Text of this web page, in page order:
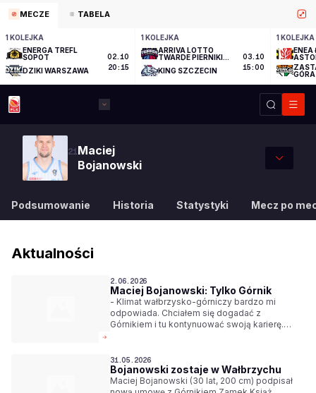
MECZE TABELA
1 KOLEJKA
ENERGA TREFL
SOPOT
DZIKI WARSZAWA
02.10
20:15
1 KOLEJKA
ARRIVA LOTTO
TWARDE PIERNIKI
KING SZCZECIN
03.10
15:00
1 KOLEJKA
ENEA
GÓRA
21Maciej
Bojanowski
Podsumowanie Historia Statystyki Mecz po
Aktualności
2.06.2026
Maciej Bojanowski: Tylko Górnik
- Klimat wałbrzysko-górniczy bardzo mi
odpowiada. Chciałem się dogadać z
Górnikiem i tu kontynuować swoją karierę.
ORLEN Basket Lidze - mówi Maciej
Bojanowski, zawodnik Górnika Zamek Książ
Wałbrzych.
31.05.2026
Bojanowski zostaje w Wałbrzychu
Maciej Bojanowski (30 lat, 200 cm) podpisał